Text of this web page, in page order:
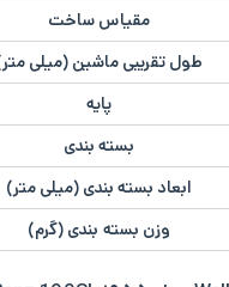
مقیاس ساخت
طول تقریبی ماشین (میلی
پایه
بسته بندی
ابعاد بسته بندی (میلی متر)
وزن بسته بندی (گرم)